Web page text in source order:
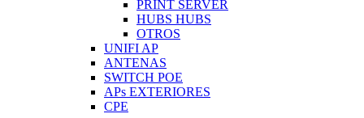
PRINT SERVER
HUBS HUBS
OTROS
UNIFI AP
ANTENAS
SWITCH POE
APs EXTERIORES
CPE